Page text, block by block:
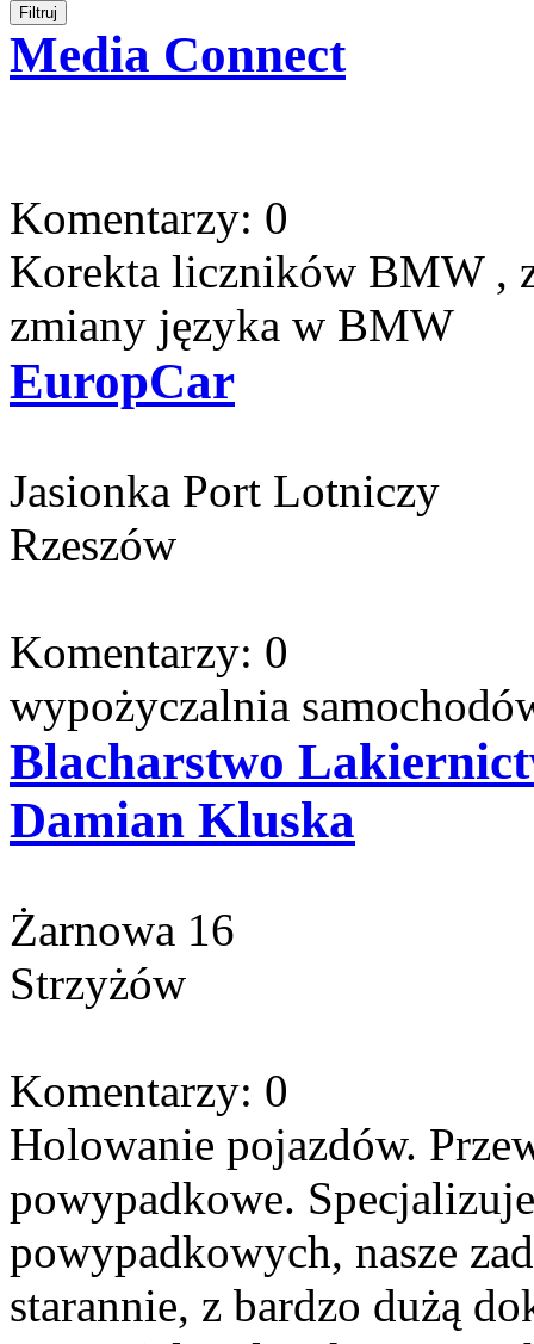
Media Connect
Komentarzy: 0
Korekta liczników BMW ,
zmiany języka w BMW
EuropCar
Jasionka Port Lotniczy
Rzeszów
Komentarzy: 0
wypożyczalnia
Blacharstwo
Damian Kluska
Żarnowa 16
Strzyżów
Komentarzy: 0
Holowanie pojazdów.
powypadkowe.
powypadkowych, nasze
starannie, z bardzo dużą